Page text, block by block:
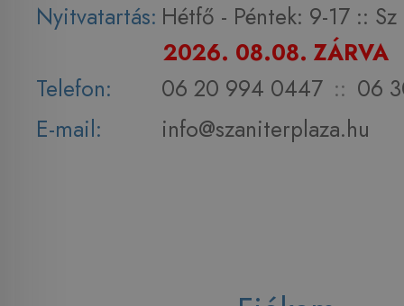
Nyitvatartás: Hétfő - Péntek: 9-17 :: Sz
2026. 08.08. ZÁRVA
Telefon:
06 20 994 0447 :: 06
E-mail:
info@szaniterplaza.hu